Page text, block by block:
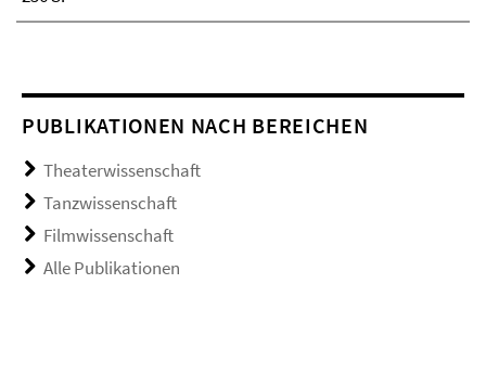
PUBLIKATIONEN NACH BEREICHEN
Theaterwissenschaft
Tanzwissenschaft
Filmwissenschaft
Alle Publikationen